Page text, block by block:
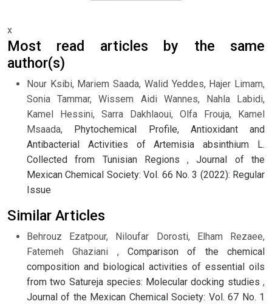
x
Most read articles by the same
author(s)
Nour Ksibi, Mariem Saada, Walid Yeddes, Hajer Limam,
Sonia Tammar, Wissem Aidi Wannes, Nahla Labidi,
Kamel Hessini, Sarra Dakhlaoui, Olfa Frouja, Kamel
Msaada,
Phytochemical Profile, Antioxidant and
Antibacterial Activities of Artemisia absinthium L.
Collected from Tunisian Regions,Journal of the
Mexican Chemical Society: Vol. 66 No. 3 (2022): Regular
Issue
Similar Articles
Behrouz Ezatpour, Niloufar Dorosti, Elham Rezaee,
Fatemeh Ghaziani , Comparison of the chemical
composition and biological activities of essential oils
from two Satureja species: Molecular docking studies ,
Journal of the Mexican Chemical Society: Vol. 67 No. 1